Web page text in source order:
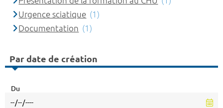
Urgence sciatique (1)
Documentation (1)
Par date de création
Du